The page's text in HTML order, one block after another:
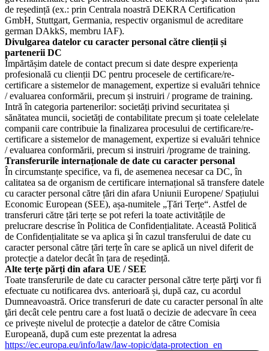
de reședință (ex.: prin Centrala noastră DEKRA Certification
GmbH, Stuttgart, Germania, respectiv organismul de acreditare
german DAkkS, membru IAF).
Divulgarea datelor cu caracter personal către clienții și
partenerii DC
Împărtășim datele de contact precum si date despre experiența
profesională cu clienții DC pentru procesele de certificare/re-
certificare a sistemelor de management, expertize si evaluări tehnice
/ evaluarea conformării, precum și instruiri / programe de training.
Intră în categoria partenerilor: societăți privind securitatea și
sănătatea muncii, societăți de contabilitate precum și toate celelelate
companii care contribuie la finalizarea procesului de certificare/re-
certificare a sistemelor de management, expertize si evaluări tehnice
/ evaluarea conformării, precum si instruiri /programe de training.
Transferurile internaționale de date cu caracter personal
În circumstanțe specifice, va fi, de asemenea necesar ca DC, în
calitatea sa de organism de certificare internațional să transfere datele
cu caracter personal către țări din afara Uniunii Europene/ Spațiului
Economic European (SEE), așa-numitele „Țări Terțe“. Astfel de
transferuri către țări terțe se pot referi la toate activitățile de
prelucrare descrise în Politica de Confidențialitate. Această Politică
de Confidențialitate se va aplica şi în cazul transferului de date cu
caracter personal către țări terțe în care se aplică un nivel diferit de
protecție a datelor decât în țara de reședință.
Alte terțe părți din afara UE / SEE
Toate transferurile de date cu caracter personal către terțe părţi vor fi
efectuate cu notificarea dvs. anterioară și, după caz, cu acordul
Dumneavoastră. Orice transferuri de date cu caracter personal în alte
ţări decât cele pentru care a fost luată o decizie de adecvare în ceea
ce privește nivelul de protecție a datelor de către Comisia
Europeană, după cum este prezentat la adresa
https://ec.europa.eu/info/law/law-topic/data-protection_en